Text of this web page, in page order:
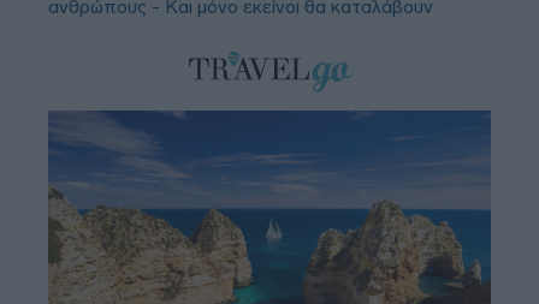
ανθρώπους - Και μόνο εκείνοι θα καταλάβουν